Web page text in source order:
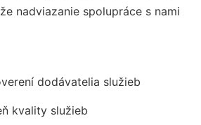
nadviazanie spolupráce s nami
dodávatelia služieb
kvality služieb